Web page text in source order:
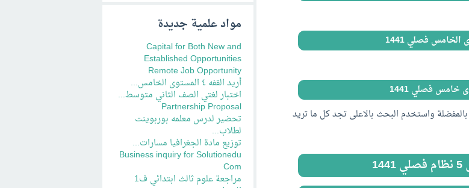
واستخدم البحث بالاعلى تجد كل ما تريد
مواد علمية جديدة
Capital for Both New and
Established Opportunities
Remote Job Opportunity
أريد القفه ٤ المستوى الخامس...
اختبار لغتي الصف الثاني متوسط...
Partnership Proposal
تحضير لدرس معلمه بوربوينت
لطلاب...
توزيع مادة الجغرافيا مسارات...
Business inquiry for Solutionedu
Com
مراجعة علوم ثالث ابتدائي ف1